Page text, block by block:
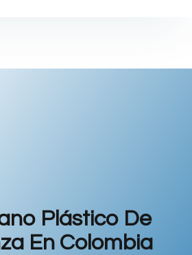
Plástico De
En Colombia